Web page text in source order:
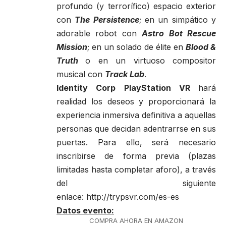
profundo (y terrorífico) espacio exterior
con The Persistence; en un simpático y
adorable robot conAstro Bot Rescue
Mission; en un solado de élite en Blood &
Truth
o en un virtuoso compositor
musical con Track Lab.
Identity Corp PlayStation VR
hará
realidad los deseos y proporcionará la
experiencia inmersiva definitiva a aquellas
personas que decidan adentrarrse en sus
puertas. Para ello, será necesario
inscribirse de forma previa (plazas
limitadas hasta completar aforo), a través
del siguiente
enlace: http://trypsvr.com/es-es
Datos evento:
COMPRA AHORA EN AMAZON